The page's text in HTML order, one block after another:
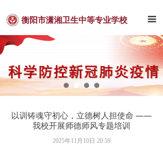
衡阳市潇湘卫生中等专业学校 끀
首页
潇卫概况
通知公告
学团工作
以训铸魂守初心，立德树人担使命 ——
我校开展师德师风专题培训
2025年11月10日 20:59